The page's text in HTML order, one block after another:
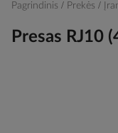
Pagrindinis Prekės
Presas RJ10